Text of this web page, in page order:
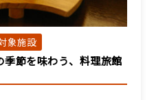
細
和室】眺望無し和
畳（トイレ付）
象施設
季節を味わう、料理旅館